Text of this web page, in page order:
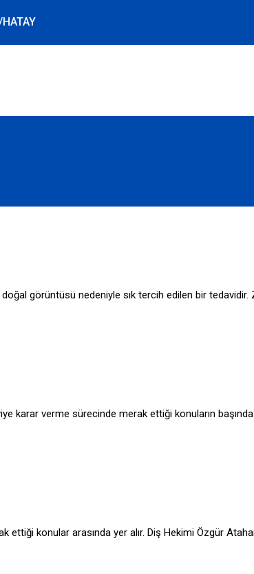
görüntüsü nedeniyle sık tercih edilen bir tedavidir.
karar verme sürecinde merak ettiği konuların
konular arasında yer alır. Diş Hekimi Özgür